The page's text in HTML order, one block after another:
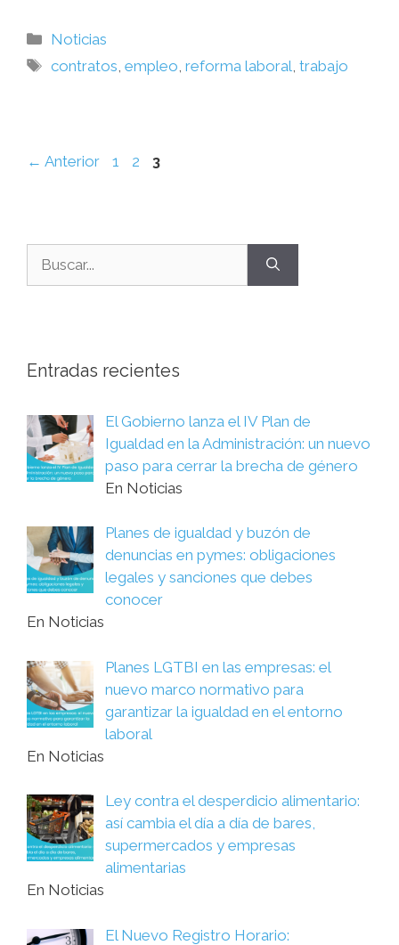
Noticias
contratos ,empleo ,reforma laboral ,trabajo
← Anterior 1 2 3
Entradas recientes
El Gobierno lanza el IV Plan de
Igualdad en la Administración: un nuevo
paso para cerrar la brecha de género
En Noticias
Planes de igualdad y buzón de
denuncias en pymes: obligaciones
legales y sanciones que debes
conocer
En Noticias
Planes LGTBI en las empresas: el
nuevo marco normativo para
garantizar la igualdad en el entorno
laboral
En Noticias
Ley contra el desperdicio alimentario:
así cambia el día a día de bares,
supermercados y empresas
alimentarias
En Noticias
El Nuevo Registro Horario: